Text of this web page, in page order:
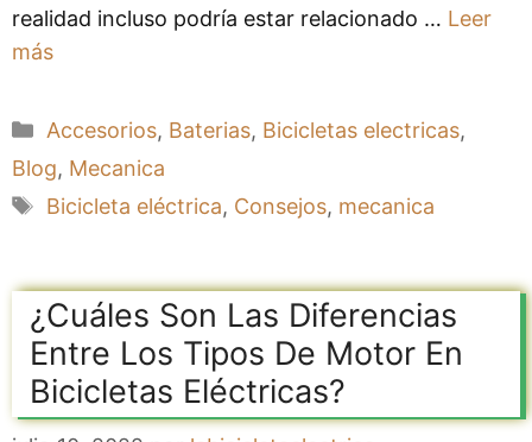
realidad incluso podría estar relacionado … Leer
más
Categorías
Accesorios, Baterias, Bicicletas electricas,
Blog, Mecanica
Etiquetas
Bicicleta eléctrica, Consejos, mecanica
¿Cuáles Son Las Diferencias
Entre Los Tipos De Motor En
Bicicletas Eléctricas?